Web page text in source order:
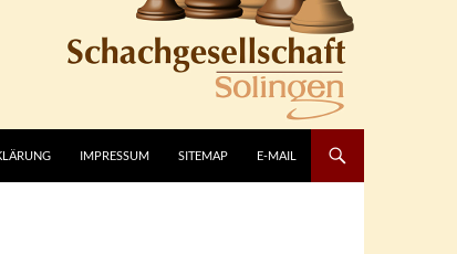
IMPRESSUM SITEMAP E-MAIL